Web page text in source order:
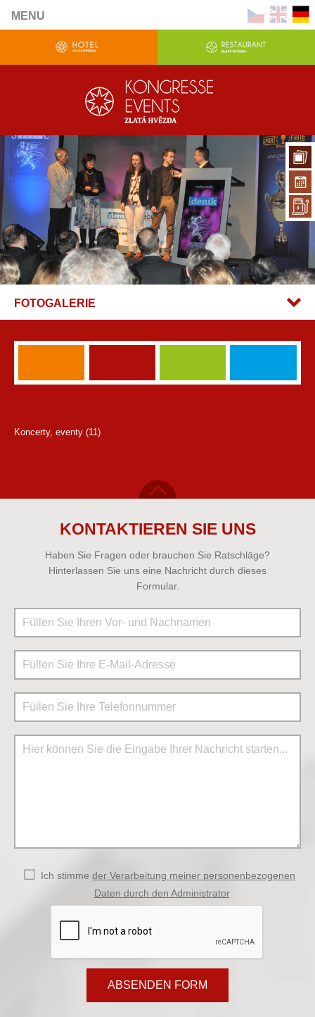
MENU
FOTOGALERIE
Koncerty, eventy (11)
KONTAKTIEREN SIE UNS
Haben Sie Fragen oder brauchen Sie Ratschläge?
Hinterlassen Sie uns eine Nachricht durch dieses
Formular.
Ich stimme der Verarbeitung meiner personenbezogenen
Daten durch den Administrator
ABSENDEN FORM